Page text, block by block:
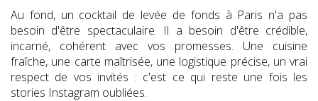
Au fond, un cocktail de levée de fonds à Paris n'a pas
besoin d'être spectaculaire. Il a besoin d'être crédible,
incarné, cohérent avec vos promesses. Une cuisine
fraîche, une carte maîtrisée, une logistique précise, un vrai
respect de vos invités : c'est ce qui reste une fois les
stories Instagram oubliées.